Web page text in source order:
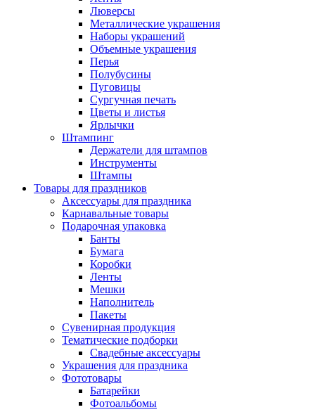
Люверсы
Металлические украшения
Наборы украшений
Объемные украшения
Перья
Полубусины
Пуговицы
Сургучная печать
Цветы и листья
Ярлычки
Штампинг
Держатели для штампов
Инструменты
Штампы
Товары для праздников
Аксессуары для праздника
Карнавальные товары
Подарочная упаковка
Банты
Бумага
Коробки
Ленты
Мешки
Наполнитель
Пакеты
Сувенирная продукция
Тематические подборки
Свадебные аксессуары
Украшения для праздника
Фототовары
Батарейки
Фотоальбомы